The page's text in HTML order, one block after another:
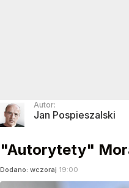
Autor:
Jan Pospieszalski
"Autorytety"
Dodano: wczoraj 19:00